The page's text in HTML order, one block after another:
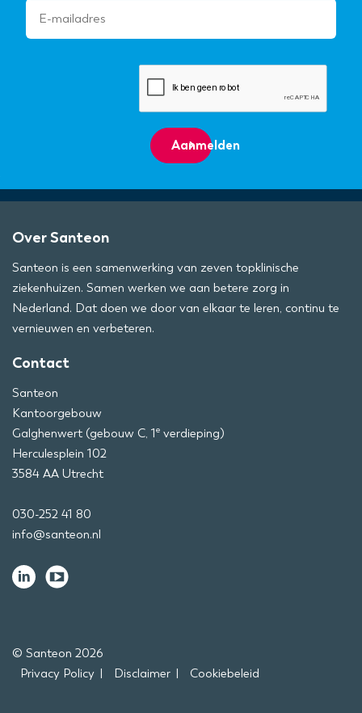
Aanmelden
Over Santeon
Santeon is een samenwerking van zeven topklinische
ziekenhuizen. Samen werken we aan betere zorg in
Nederland. Dat doen we door van elkaar te leren, continu te
vernieuwen en verbeteren.
Contact
Santeon
Kantoorgebouw
Galghenwert (gebouw C, 1e verdieping)
Herculesplein 102
3584 AA Utrecht
030-252 41 80
info@santeon.nl
© Santeon 2026
Privacy Policy
Disclaimer Cookiebeleid